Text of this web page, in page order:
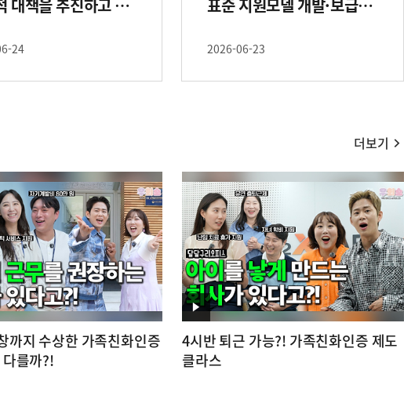
대책을 추진하고 있
24
표준 지원모델 개발·보급하
맞춤형 지원을 강화하겠습
2026-06-23
다
까지 수상한 가족친화인증
를까?!
영
상
4시반 퇴근 가능?! 가족친화인증 제도
클라스
영
더보기